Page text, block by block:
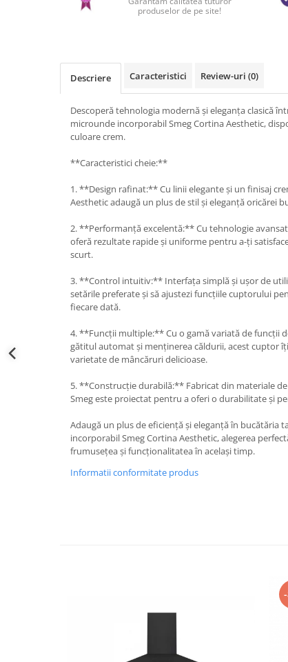
produselor de pe site!
Descriere Caracteristici Review-uri (0)
Descoperă tehnologia modernă și eleganța clasică
microunde incorporabil Smeg Cortina Aesthetic,
culoare crem.
**Caracteristici cheie:**
1. **Design rafinat:** Cu linii elegante și un finisaj
Aesthetic adaugă un plus de stil și eleganță oricărei
2. **Performanță excelentă:** Cu tehnologie
oferă rezultate rapide și uniforme pentru a-ți
scurt.
3. **Control intuitiv:** Interfața simplă și ușor de
setările preferate și să ajustezi funcțiile cuptorului
fiecare dată.
4. **Funcții multiple:** Cu o gamă variată de funcții
gătitul automat și menținerea căldurii, acest cuptor
varietate de mâncăruri delicioase.
5. **Construcție durabilă:** Fabricat din materiale
Smeg este proiectat pentru a oferi o durabilitate și
Adaugă un plus de eficiență și eleganță în bucătăria
incorporabil Smeg Cortina Aesthetic, alegerea
frumusețea și funcționalitatea în același timp.
Informatii conformitate produs